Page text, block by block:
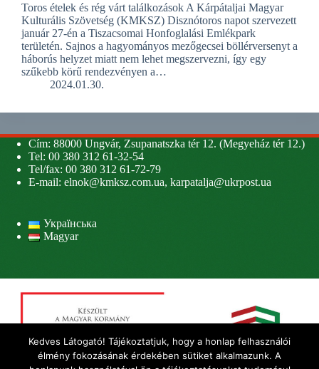
Toros ételek és rég várt találkozások A Kárpátaljai Magyar
Kulturális Szövetség (KMKSZ) Disznótoros napot szervezett
január 27-én a Tiszacsomai Honfoglalási Emlékpark
területén. Sajnos a hagyományos mezőgecsei böllérversenyt a
háborús helyzet miatt nem lehet megszervezni, így egy
szűkebb körű rendezvényen a…
2024.01.30.
Cím: 88000 Ungvár, Zsupanatszka tér 12. (Megyeház tér 12.)
Tel: 00 380 312 61-32-54
Tel/fax: 00 380 312 61-72-79
E-mail: elnok@kmksz.com.ua, karpatalja@ukrpost.ua
Українська
Magyar
Kedves Látogató! Tájékoztatjuk, hogy a honlap felhasználói
élmény fokozásának érdekében sütiket alkalmazunk. A